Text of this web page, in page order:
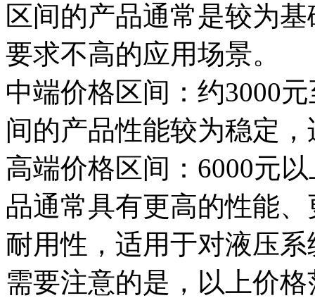
区间的产品通常是较为
要求不高的应用场景。
中端价格区间：约3000
间的产品性能较为稳定
高端价格区间：6000元
品通常具有更高的性能
耐用性，适用于对液压
需要注意的是，以上价